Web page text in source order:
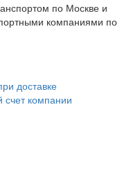
по Москве и
компаниями по
доставке
счет компании